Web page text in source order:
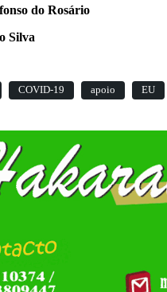
do Rosário
Silva
COVID-19 apoio EU